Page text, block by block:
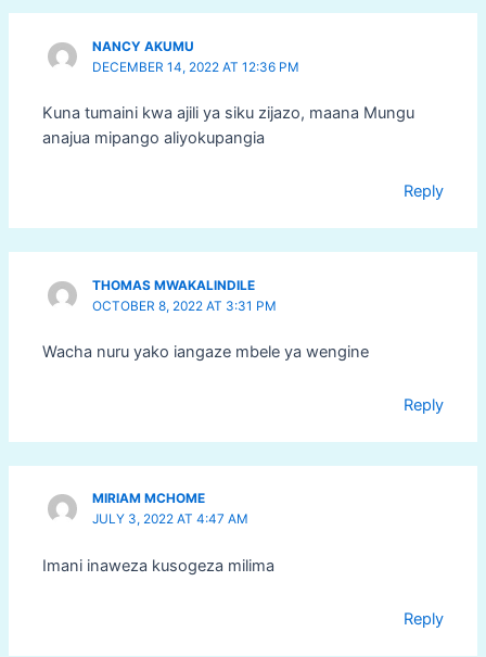
NANCY AKUMU
DECEMBER 14, 2022 AT 12:36 PM
Kuna tumaini kwa ajili ya siku zijazo, maana Mungu
anajua mipango aliyokupangia
Reply
THOMAS MWAKALINDILE
OCTOBER 8, 2022 AT 3:31 PM
Wacha nuru yako iangaze mbele ya wengine
Reply
MIRIAM MCHOME
JULY 3, 2022 AT 4:47 AM
Imani inaweza kusogeza milima
Reply